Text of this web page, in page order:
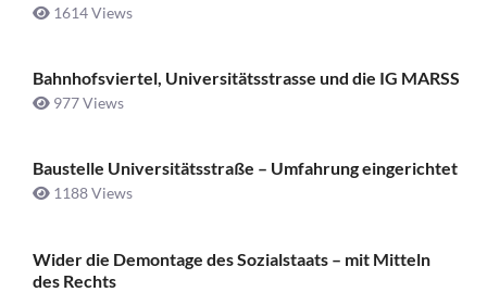
1614 Views
Bahnhofsviertel, Universitätsstrasse und die IG MARSS
977 Views
Baustelle Universitätsstraße ­– Umfahrung eingerichtet
1188 Views
Wider die Demontage des Sozialstaats – mit Mitteln
des Rechts